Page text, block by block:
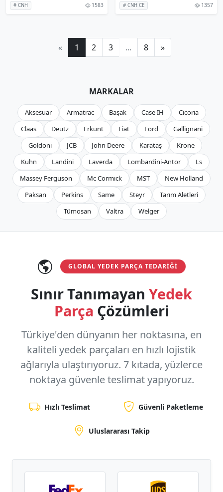
# CNH 1583 # CNH CE 1357
« 1 2 3 ... 8 »
MARKALAR
Aksesuar Armatrac Başak Case IH
Cicoria
Claas
Deutz Erkunt Fiat Ford
Gallignani
Goldoni
JCB John Deere Karataş
Krone
Kuhn
Landini Laverda Lombardini-Antor
Ls
Massey Ferguson
Mc Cormıck MST
New Holland
Paksan
Perkins Same Steyr
Tarım Aletleri
Tümosan
Valtra Welger
GLOBAL YEDEK PARÇA TEDARIĞI
Sınır Tanımayan Yedek
Parça Çözümleri
Türkiye'den dünyanın her noktasına, en
kaliteli yedek parçaları en hızlı lojistik
ağlarıyla ulaştırıyoruz. 7 kıtada, yüzlerce
noktaya güvenle teslimat yapıyoruz.
Hızlı Teslimat Güvenli Paketleme
Uluslararası Takip